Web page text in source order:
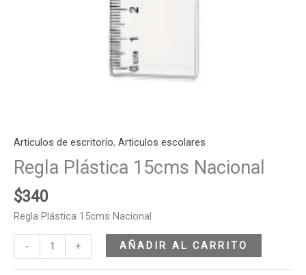
Articulos de escritorio, Articulos escolares
Regla Plástica 15cms Nacional
$340
Regla Plástica 15cms Nacional
- + AÑADIR AL CARRITO